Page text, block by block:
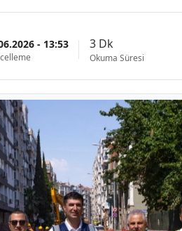
- 13:53 3 Dk
Okuma Süresi